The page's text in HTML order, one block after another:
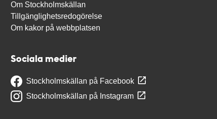
Om Stockholmskällan
Tillgänglighetsredogörelse
Om kakor på webbplatsen
Sociala medier
Stockholmskällan på Facebook
Stockholmskällan på Instagram